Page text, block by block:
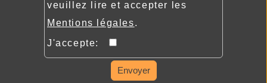
veuillez lire et accepter les
Mentions légales.
J'accepte:
Envoyer